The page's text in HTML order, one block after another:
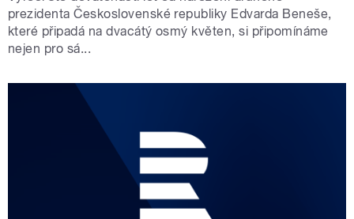
prezidenta Československé republiky Edvarda Beneše,
které připadá na dvacátý osmý květen, si připomínáme
nejen pro sá...